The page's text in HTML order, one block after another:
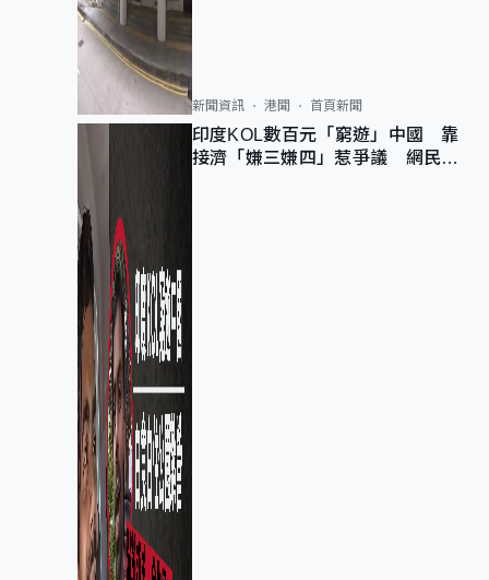
新聞資訊 港聞 首頁新聞
印度KOL數百元「窮遊」中國 靠
接濟「嫌三嫌四」惹爭議 網民：